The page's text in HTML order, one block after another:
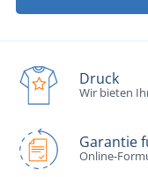
Druck
Wir bieten
Garantie
Online-